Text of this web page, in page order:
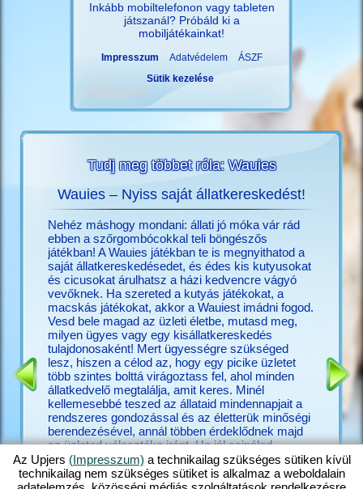
Inkább mobiltelefonon vagy tableten
játszanál? Próbáld ki a
mobiljátékainkat!
Impresszum Adatvédelem
ÁSZF
Sütik kezelése
Tudj meg többet róla: Wauies
Wauies – Nyiss saját állatkereskedést!
Nehéz máshogy mondani: állati jó móka vár rád
ebben a szőrgombócokkal teli böngészős
játékban! A Wauies játékban te is megnyithatod a
saját állatkereskedésedet, és édes kis kutyusokat
és cicusokat árulhatsz a házi kedvencre vágyó
vevőknek. Ha szereted a kutyás játékokat, a
macskás játékokat, akkor a Wauiest imádni fogod.
Vesd bele magad az üzleti életbe, mutasd meg,
milyen ügyes vagy egy kisállatkereskedés
tulajdonosaként! Mert ügyességre szükséged
lesz, hiszen a célod az, hogy egy picike üzletet
több szintes bolttá virágoztass fel, ahol minden
állatkedvelő megtalálja, amit keres. Minél
kellemesebbé teszed az állataid mindennapjait a
rendszeres gondozással és az életterük minőségi
berendezésével, annál többen érdeklődnek majd
az üzleted választéka iránt. Ha jól csinálod,
hatalmas tolongás lesz a boltodban. Ne sajnáld hát
az időt, tedd boldoggá a csivaváidat egy kis
játékkal, adj enni a labradoroknak, gondozd a
játék,
más,
az
animált
legyen,
új
is
Az Upjers (Impresszum) a technikailag szükséges sütiken kívül
technikailag nem szükséges sütiket is alkalmaz a weboldalain